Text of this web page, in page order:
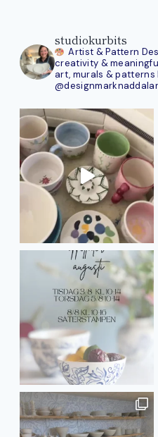
studiokurbits
Artist & Pattern
creativity &
art, murals & patterns